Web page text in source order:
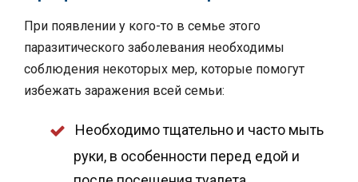
При появлении у кого-то в семье этого
паразитического заболевания необходимы
соблюдения некоторых мер, которые помогут
избежать заражения всей семьи:
Необходимо тщательно и часто мыть
руки, в особенности перед едой и